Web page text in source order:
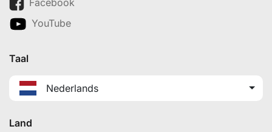
YouTube
Taal
Nederlands
Land